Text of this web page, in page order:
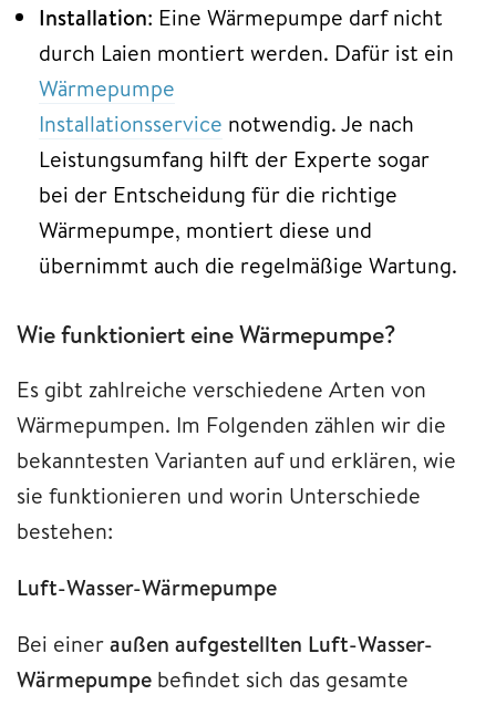
Installation: Eine Wärmepumpe darf nicht
durch Laien montiert werden. Dafür ist ein
Wärmepumpe
Installationsservice notwendig. Je nach
Leistungsumfang hilft der Experte sogar
bei der Entscheidung für die richtige
Wärmepumpe, montiert diese und
übernimmt auch die regelmäßige Wartung.
Wie funktioniert eine Wärmepumpe?
Es gibt zahlreiche verschiedene Arten von
Wärmepumpen. Im Folgenden zählen wir die
bekanntesten Varianten auf und erklären, wie
sie funktionieren und worin Unterschiede
bestehen:
Luft-Wasser-Wärmepumpe
Bei eineraußen aufgestellten Luft-Wasser-
Wärmepumpe befindet sich das gesamte